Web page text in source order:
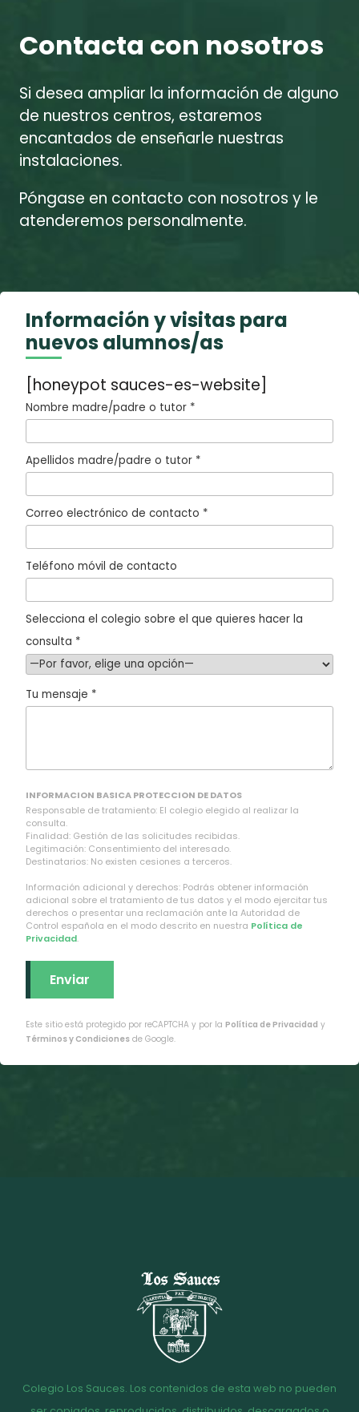
Contacta con nosotros
Si desea ampliar la información de alguno
de nuestros centros, estaremos
encantados de enseñarle nuestras
instalaciones.
Póngase en contacto con nosotros y le
atenderemos personalmente.
Información y visitas para
nuevos alumnos/as
[honeypot sauces-es-website]
Nombre madre/padre o tutor *
Apellidos madre/padre o tutor *
Correo electrónico de contacto *
Teléfono móvil de contacto
Selecciona el colegio sobre el que quieres hacer la
consulta *
Tu mensaje *
INFORMACION BASICA PROTECCION DE DATOS
Responsable de tratamiento: El colegio elegido al realizar la
consulta.
Finalidad: Gestión de las solicitudes recibidas.
Legitimación: Consentimiento del interesado.
Destinatarios: No existen cesiones a terceros.
Información adicional y derechos: Podrás obtener información
adicional sobre el tratamiento de tus datos y el modo ejercitar tus
derechos o presentar una reclamación ante la Autoridad de
Control española en el modo descrito en nuestra Política de
Privacidad.
Este sitio está protegido por reCAPTCHA y por la Política de Privacidad y
Términos y Condiciones de Google.
Colegio Los Sauces. Los contenidos de esta web no pueden